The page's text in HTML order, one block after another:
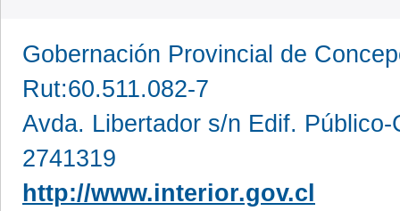
Gobernación Provincial de
Rut:60.511.082-7
Avda. Libertador s/n Edif.
2741319
http://www.interior.gov.cl